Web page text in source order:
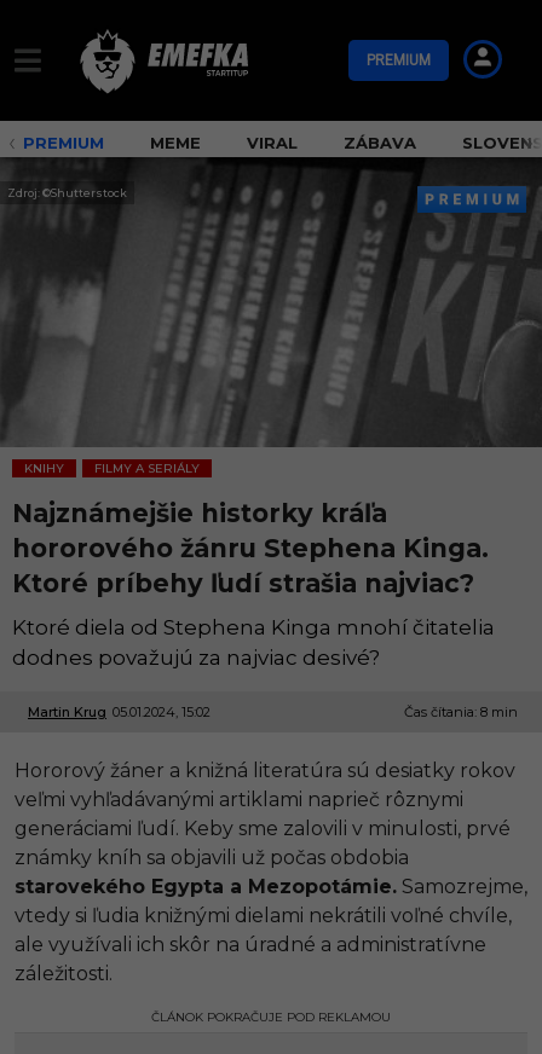
PREMIUM
PREMIUM MEME VIRAL ZÁBAVA
Zdroj: ©Shutterstock
KNIHY
,
FILMY A SERIÁLY
Najznámejšie historky kráľa
hororového žánru Stephena Kinga.
Ktoré príbehy ľudí strašia najviac?
Ktoré diela od Stephena Kinga mnohí čitatelia
dodnes považujú za najviac desivé?
Martin Krug 05.01.2024, 15:02
0
0
.
2
4
1
6
Čas čítania: 8 min
Hororový žáner a knižná literatúra sú desiatky rokov
veľmi vyhľadávanými artiklami naprieč rôznymi
generáciami ľudí. Keby sme zalovili v minulosti, prvé
známky kníh sa objavili už počas obdobia
starovekého Egypta a Mezopotámie. Samozrejme,
vtedy si ľudia knižnými dielami nekrátili voľné chvíle,
ale využívali ich skôr na úradné a administratívne
záležitosti.
ČLÁNOK POKRAČUJE POD REKLAMOU